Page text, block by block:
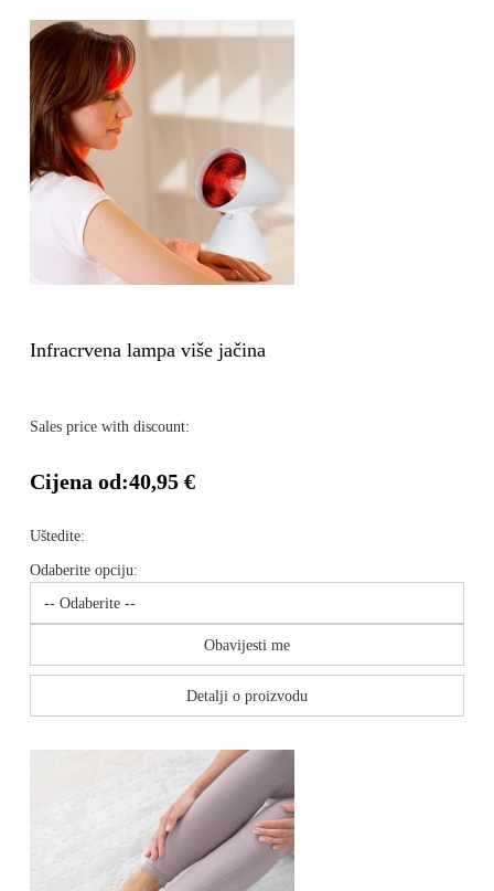
Infracrvena lampa više jačina
Sales price with discount:
Cijena od:40,95 €
Uštedite:
Odaberite opciju:
Obavijesti me
Detalji o proizvodu